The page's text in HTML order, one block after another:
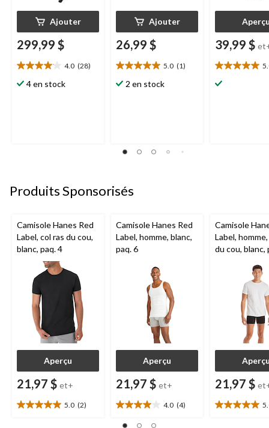
Ajouter
299,99 $
4.0 (28)
4.0
étoile(s)
4 en stock
Ajouter
26,99 $
5.0 (1)
5.0
étoile(s)
2 en stock
39,99 $
5.0
étoile(s)
Produits Sponsorisés
Camisole Hanes Red
Label, col ras du cou,
blanc, paq. 4
Aperçu
21,97 $ et+
5.0 (2)
5.0
Camisole Hanes Red
Label, homme, blanc,
paq. 6
Aperçu
21,97 $ et+
4.0 (4)
4.0
étoile(s)
Camisole
Label,
du cou, blanc,
21,97 $
5.0